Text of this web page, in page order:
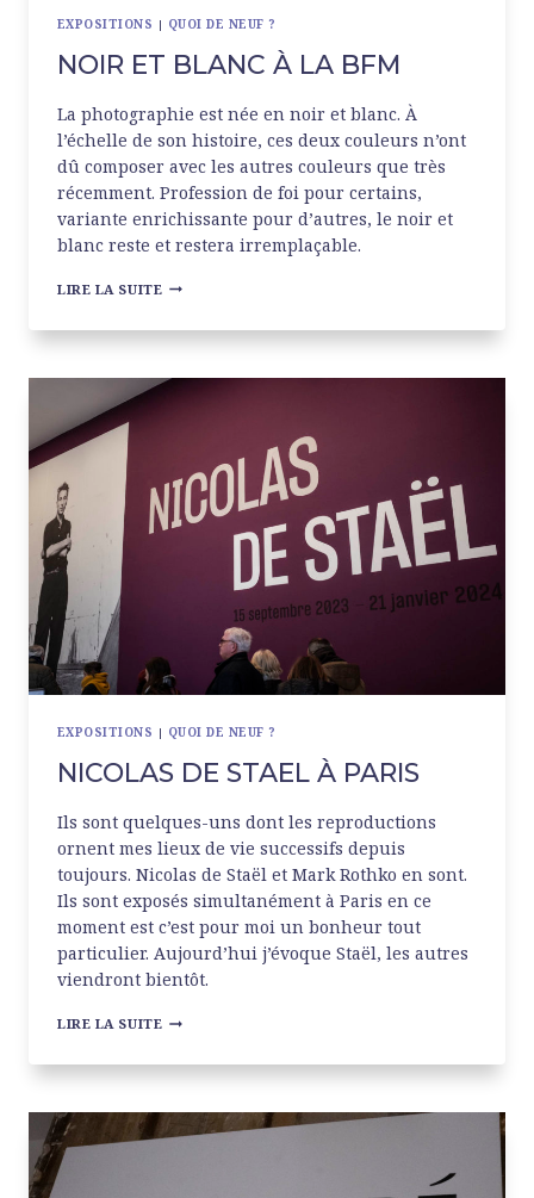
EXPOSITIONS | QUOI DE NEUF ?
NOIR ET BLANC À LA BFM
La photographie est née en noir et blanc. À
l’échelle de son histoire, ces deux couleurs n’ont
dû composer avec les autres couleurs que très
récemment. Profession de foi pour certains,
variante enrichissante pour d’autres, le noir et
blanc reste et restera irremplaçable.
LIRE LA SUITE NOIR
BFM
EXPOSITIONS | QUOI DE NEUF ?
NICOLAS DE STAEL À PARIS
Ils sont quelques-uns dont les reproductions
ornent mes lieux de vie successifs depuis
toujours. Nicolas de Staël et Mark Rothko en sont.
Ils sont exposés simultanément à Paris en ce
moment est c’est pour moi un bonheur tout
particulier. Aujourd’hui j’évoque Staël, les autres
viendront bientôt.
LIRE LA SUITE NICOLAS
STAEL